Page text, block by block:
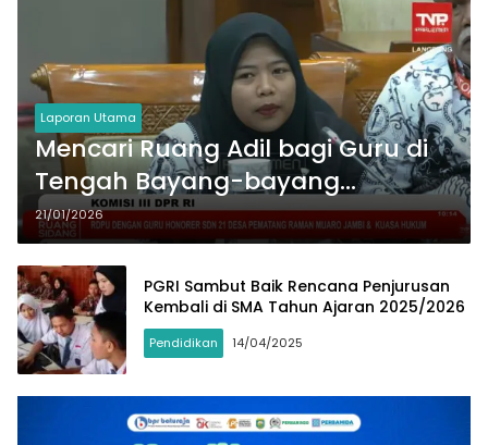
Laporan Utama
Mencari Ruang Adil bagi Guru di
Tengah Bayang-bayang
Kriminalisasi
21/01/2026
PGRI Sambut Baik Rencana Penjurusan
Kembali di SMA Tahun Ajaran 2025/2026
Pendidikan 14/04/2025